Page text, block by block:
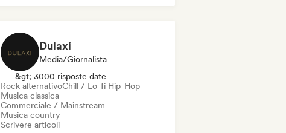
Dulaxi
Media/Giornalista
&gt; 3000 risposte date
Rock alternativoChill / Lo-fi Hip-Hop
Musica classica
Commerciale / Mainstream
Musica country
Scrivere articoli